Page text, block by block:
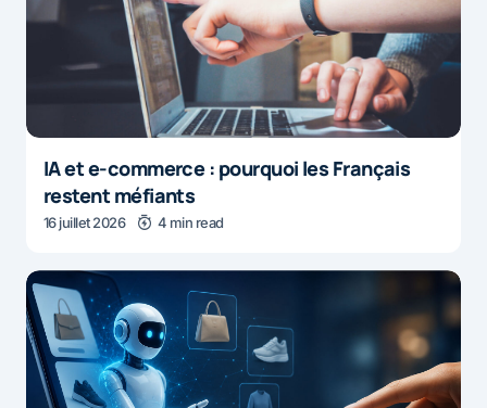
IA et e-commerce : pourquoi les Français
restent méfiants
16 juillet 2026 4 min read